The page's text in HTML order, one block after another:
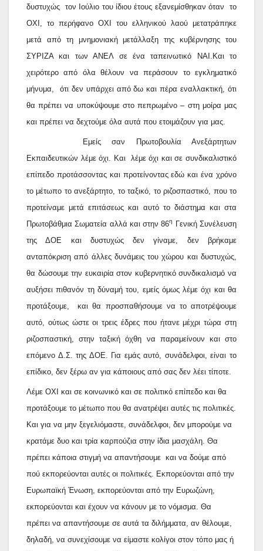
δυστυχώς τον Ιούλιο του ίδιου έτους εξανεμίσθηκαν όταν το
ΟΧΙ, το περήφανο ΟΧΙ του ελληνικού λαού μετατράπηκε
μετά από τη μνημονιακή μετάλλαξη της κυβέρνησης του
ΣΥΡΙΖΑ και των ΑΝΕΛ σε ένα ταπεινωτικό ΝΑΙ.Και το
χειρότερο από όλα θέλουν να περάσουν το εγκληματικό
μήνυμα, ότι δεν υπάρχει από δω και πέρα εναλλακτική, ότι
θα πρέπει να υποκύψουμε στο πεπρωμένο – στη μοίρα μας
και πρέπει να δεχτούμε όλα αυτά που ετοιμάζουν για μας.
Εμείς σαν Πρωτοβουλία Ανεξάρτητων
Εκπαιδευτικών λέμε όχι. Και λέμε όχι και σε συνδικαλιστικό
επίπεδο προτάσσοντας και προτείνοντας εδώ και ένα χρόνο
το μέτωπο το ανεξάρτητο, το ταξικό, το ριζοσπαστικό, που το
προτείναμε μετά επιτάσεως και αυτό το διάστημα και στα
Πρωτοβάθμια Σωματεία αλλά και στην 86η
Γενική Συνέλευση
της ΔΟΕ και δυστυχώς δεν γίναμε, δεν βρήκαμε
ανταπόκριση από άλλες δυνάμεις του χώρου και δυστυχώς,
θα δώσουμε την ευκαιρία στον κυβερνητικό συνδικαλισμό να
αυξήσει πιθανόν τη δύναμή του, εμείς όμως λέμε όχι και θα
προτάξουμε, και θα προσπαθήσουμε να το αποτρέψουμε
αυτό, ούτως ώστε οι τρεις έδρες που ήτανε μέχρι τώρα στη
ριζοσπαστική, στην ταξική όχθη να παραμείνουν και στο
επόμενο Δ.Σ. της ΔΟΕ. Για εμάς αυτό, συνάδελφοι, είναι το
επίδικο, δεν ξέρω αν για κάποιους από σας δεν λέει τίποτε.
Λέμε ΟΧΙ και σε κοινωνικό και σε πολιτικό επίπεδο και θα
προτάξουμε το μέτωπο που θα ανατρέψει αυτές τις πολιτικές.
Και για να μην ξεγελιόμαστε, συνάδελφοι, δεν μπορούμε να
κρατάμε δυο και τρία καρπούζια στην ίδια μασχάλη. Θα
πρέπει κάποια στιγμή να απαντήσουμε και να δούμε από
πού εκπορεύονται αυτές οι πολιτικές. Εκπορεύονται από την
Ευρωπαϊκή Ένωση, εκπορεύονται από την Ευρωζώνη,
εκπορεύονται και έχουν να κάνουν με το νόμισμα. Θα
πρέπει να απαντήσουμε σε αυτά τα διλήμματα, αν θέλουμε,
δηλαδή, να συνεχίσουμε να είμαστε κολίγοι στον τόπο μας ή